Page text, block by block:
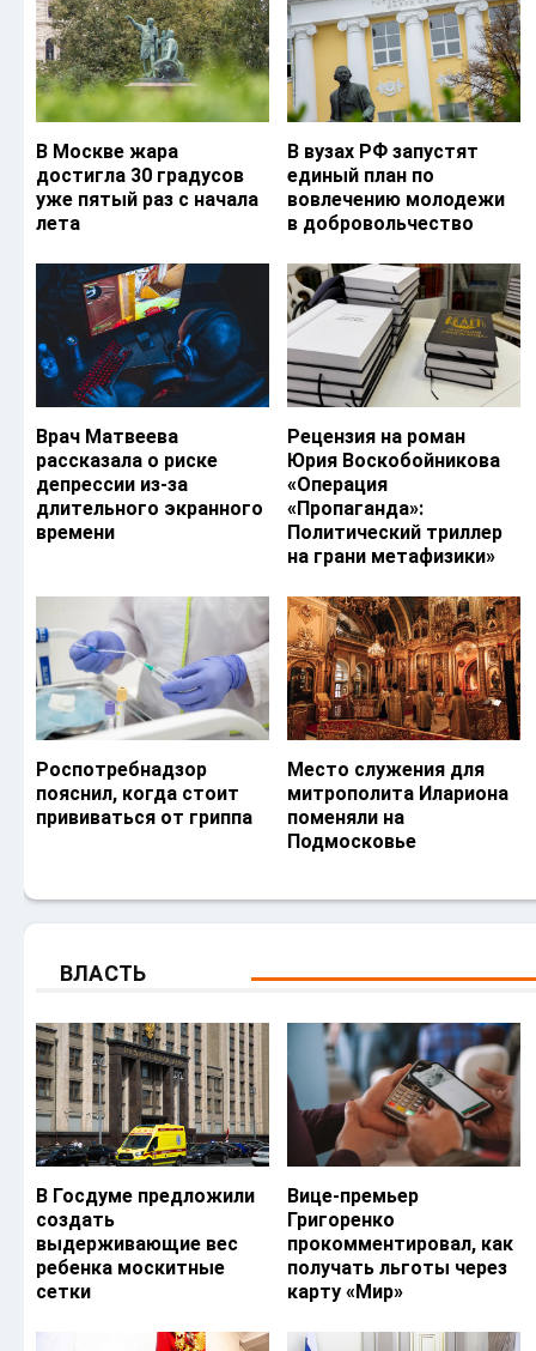
В Москве жара
достигла 30 градусов
уже пятый раз с начала
лета
В вузах РФ запустят
единый план по
вовлечению молодежи
в добровольчество
Врач Матвеева
рассказала о риске
депрессии из-за
длительного экранного
времени
Рецензия на роман
Юрия Воскобойникова
«Операция
«Пропаганда»:
Политический триллер
на грани метафизики»
Роспотребнадзор
пояснил, когда стоит
прививаться от гриппа
Место служения для
митрополита Илариона
поменяли на
Подмосковье
ВЛАСТЬ
В Госдуме предложили
создать
выдерживающие вес
ребенка москитные
сетки
Вице-премьер
Григоренко
прокомментировал, как
получать льготы через
карту «Мир»